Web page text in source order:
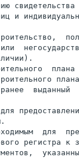
свидетельства
и
или
плана
выданный
для
регистра к